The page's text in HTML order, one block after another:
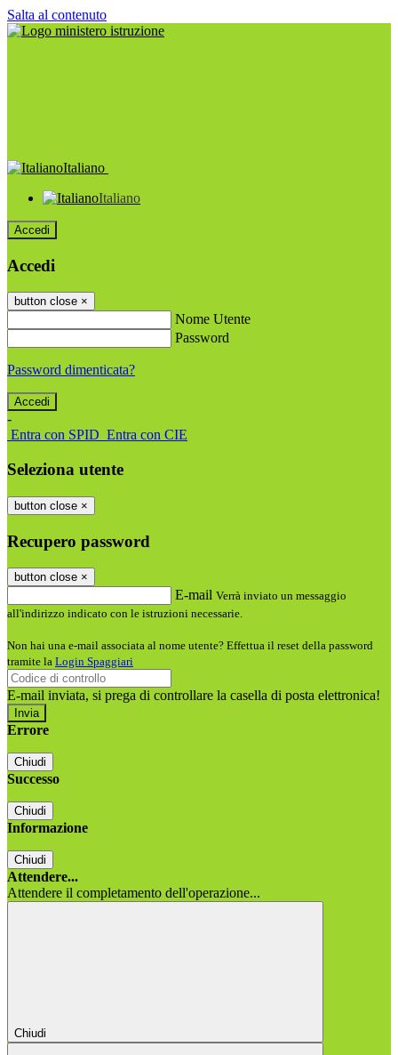
Salta al contenuto
Italiano
Italiano
Accedi
Accedi
button close ×
Nome Utente
Password
Password dimenticata?
-
Entra con SPID Entra con CIE
Seleziona utente
button close ×
Recupero password
button close ×
E-mail Verrà inviato un messaggio
all'indirizzo indicato con le istruzioni necessarie.
Non hai una e-mail associata al nome utente? Effettua il reset della password
tramite la Login Spaggiari
E-mail inviata, si prega di controllare la casella di posta elettronica!
Errore
Chiudi
Successo
Chiudi
Informazione
Chiudi
Attendere...
Attendere il completamento dell'operazione...
Chiudi